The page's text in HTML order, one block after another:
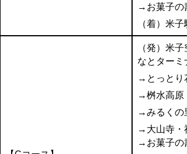
→お菓子の
（着）米子
（発）米子
なとターミ
→とっとり
→桝水高原
→みるくの
→大山寺・
→お菓子の